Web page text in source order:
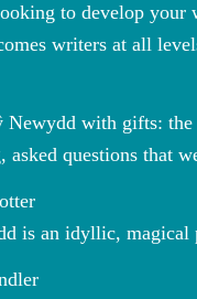
to develop your
writers at all
Newydd with gifts: the
asked questions that
is an idyllic, magical